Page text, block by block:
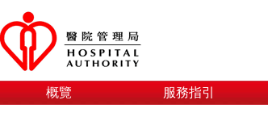
概覽 服務指引